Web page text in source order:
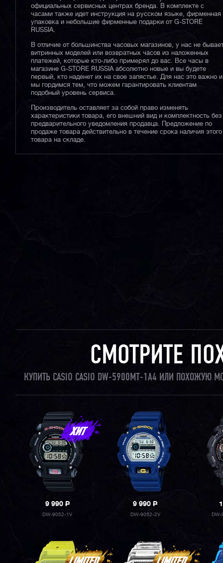
официальных сервисных центрах бренда. В комплекте с
часами также идет инструкция на русском языке, фирменная
упаковка и небольшие фирменные подарки от G-STORE
RUSSIA.
В отличие от большинства часовых магазинов, у нас не
витринных моделей или возвратных часов из наложенных
платежей, которые кто-либо примерял до вас. Все часы в
магазине G-STORE RUSSIA абсолютно новые и вы будете
первый, кто наденет их на свое запястье. Для нас это важно и
мы гордимся тем, что можем гарантировать клиентам
подобный уровень сервиса.
Производитель оставляет за собой право изменять
характеристики товара, его внешний вид и комплектность без
предварительного уведомления продавца. Предложение по
продаже товара действительно в течение срока наличия этого
товара на складе.
СМОТРИТЕ
КУПИТЬ CASIO CASIO DW-5900MT-1A4 ИЛИ ПОХОЖУЮ
9 990P
DW-9052-1V
9 990P
DW-9052-2V DW-